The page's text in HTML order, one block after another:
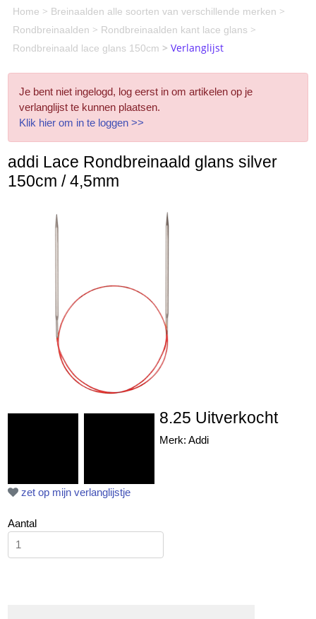
Home > Breinaalden alle soorten van verschillende merken >
Rondbreinaalden > Rondbreinaalden kant lace glans >
Rondbreinaald lace glans 150cm > Verlanglijst
Je bent niet ingelogd, log eerst in om artikelen op je
verlanglijst te kunnen plaatsen.
Klik hier om in te loggen >>
addi Lace Rondbreinaald glans silver
150cm / 4,5mm
8.25 Uitverkocht
Merk: Addi
zet op mijn verlanglijstje
Aantal